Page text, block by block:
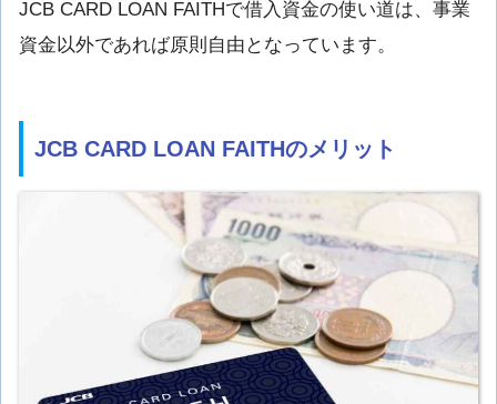
JCB CARD LOAN FAITHで借入資金の使い道は、事業
資金以外であれば原則自由となっています。
JCB CARD LOAN FAITHのメリット